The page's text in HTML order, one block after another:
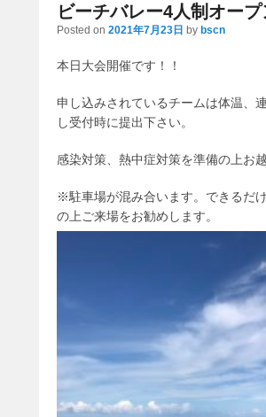
ビーチバレー4人制オー
Posted on 2021年7月23日 by bscn
本日大会開催です！！
申し込みされているチームは体温、
し受付時に提出下さい。
感染対策、熱中症対策を準備の上お越
※駐車場が混み合います。できるだ
の上ご来場をお勧めします。